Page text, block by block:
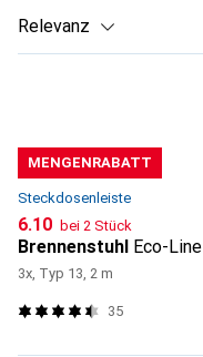
Relevanz
MENGENRABATT
Steckdosenleiste
CHF
6.10 bei 2 Stück
Brennenstuhl Eco-Line
3x, Typ 13, 2 m
35